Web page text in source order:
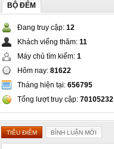
BỘ ĐẾM
Đang truy cập: 12
Khách viếng thăm: 11
Máy chủ tìm kiếm: 1
Hôm nay: 81622
Tháng hiện tại: 656795
Tổng lượt truy cập: 70105232
TIÊU ĐIỂM BÌNH LUẬN MỚI